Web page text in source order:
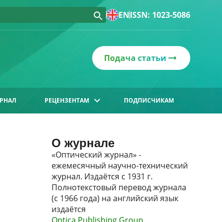
ENISSN: 1023-5086
Подача статьи
РЕЦЕНЗЕНТАМ ПОДПИСЧИКАМ
О журнале
«Оптический журнал» -
ежемесячный научно-технический
журнал. Издаётся с 1931 г.
Полнотекстовый перевод журнала
(с 1966 года) на английский язык
издаётся